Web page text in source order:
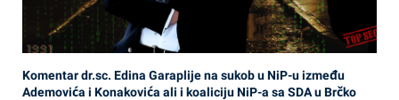
Komentar dr.sc. Edina Garaplije na sukob u NiP-u između
Ademovića i Konakovića ali i koaliciju NiP-a sa SDA u Brčko